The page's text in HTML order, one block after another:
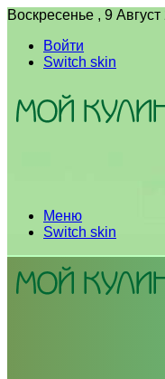
Воскресенье , 9
Войти
Switch skin
Меню
Switch skin